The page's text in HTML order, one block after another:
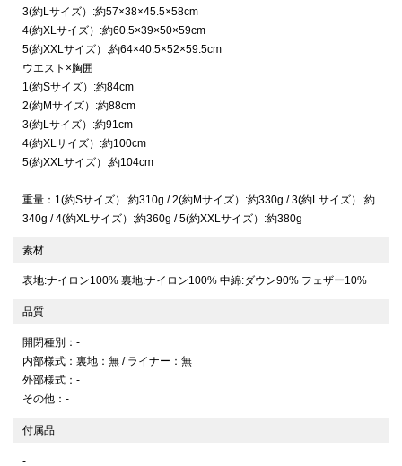
3(約Lサイズ）:約57×38×45.5×58cm
4(約XLサイズ）:約60.5×39×50×59cm
5(約XXLサイズ）:約64×40.5×52×59.5cm
ウエスト×胸囲
1(約Sサイズ）:約84cm
2(約Mサイズ）:約88cm
3(約Lサイズ）:約91cm
4(約XLサイズ）:約100cm
5(約XXLサイズ）:約104cm
重量：1(約Sサイズ）:約310g / 2(約Mサイズ）:約330g / 3(約Lサイズ）:約
340g / 4(約XLサイズ）:約360g / 5(約XXLサイズ）:約380g
素材
表地:ナイロン100% 裏地:ナイロン100% 中綿:ダウン90% フェザー10%
品質
開閉種別：-
内部様式：裏地：無 / ライナー：無
外部様式：-
その他：-
付属品
-